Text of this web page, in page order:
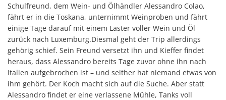
Schulfreund, dem Wein- und Ölhändler Alessandro Colao,
fährt er in die Toskana, unternimmt Weinproben und fährt
einige Tage darauf mit einem Laster voller Wein und Öl
zurück nach Luxemburg.Diesmal geht der Trip allerdings
gehörig schief. Sein Freund versetzt ihn und Kieffer findet
heraus, dass Alessandro bereits Tage zuvor ohne ihn nach
Italien aufgebrochen ist – und seither hat niemand etwas von
ihm gehört. Der Koch macht sich auf die Suche. Aber statt
Alessandro findet er eine verlassene Mühle, Tanks voll